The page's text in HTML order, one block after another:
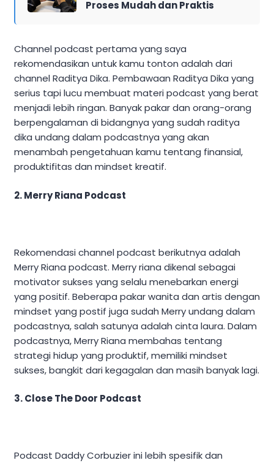
Proses Mudah dan Praktis
Channel podcast pertama yang saya
rekomendasikan untuk kamu tonton adalah dari
channel Raditya Dika. Pembawaan Raditya Dika yang
serius tapi lucu membuat materi podcast yang berat
menjadi lebih ringan. Banyak pakar dan orang-orang
berpengalaman di bidangnya yang sudah raditya
dika undang dalam podcastnya yang akan
menambah pengetahuan kamu tentang finansial,
produktifitas dan mindset kreatif.
2. Merry Riana Podcast
Rekomendasi channel podcast berikutnya adalah
Merry Riana podcast. Merry riana dikenal sebagai
motivator sukses yang selalu menebarkan energi
yang positif. Beberapa pakar wanita dan artis dengan
mindset yang postif juga sudah Merry undang dalam
podcastnya, salah satunya adalah cinta laura. Dalam
podcastnya, Merry Riana membahas tentang
strategi hidup yang produktif, memiliki mindset
sukses, bangkit dari kegagalan dan masih banyak lagi.
3. Close The Door Podcast
Podcast Daddy Corbuzier ini lebih spesifik dan